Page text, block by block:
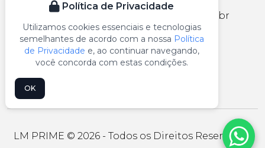
faleconosco@lojasmaranhao.com.br
(11) 3297-1013
(11) 99109-5541
LM PRIME © 2026 - Todos os Direitos Reservados
Política de Privacidade
Utilizamos cookies essenciais e tecnologias
semelhantes de acordo com a nossa Política
de Privacidade e, ao continuar navegando,
você concorda com estas condições.
OK